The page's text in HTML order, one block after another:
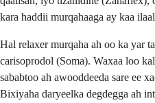
kara haddii murqahaaga ay kaa
Hal relaxer murqaha ah oo ka yar
carisoprodol (Soma). Waxaa loo
sababtoo ah awooddeeda sare ee
Bixiyaha daryeelka degdegga ah